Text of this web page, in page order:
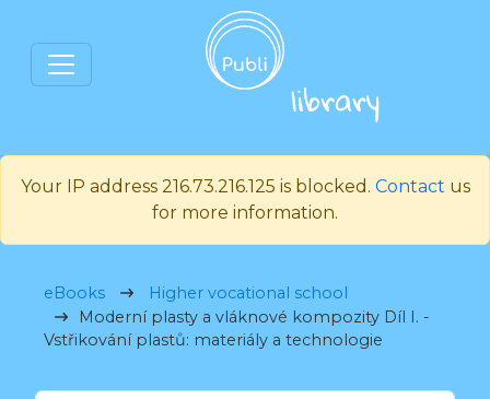
Your IP address 216.73.216.125 is blocked. Contact us
for more information.
eBooks
Higher vocational school
Moderní plasty a vláknové kompozity Díl I. -
Vstřikování plastů: materiály a technologie